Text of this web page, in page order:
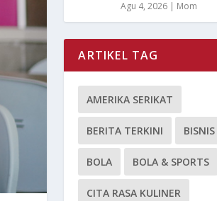
Agu 4, 2026 | Mom
ARTIKEL TAG
AMERIKA SERIKAT
BERITA TERKINI BISNIS
BOLA BOLA & SPORTS
CITA RASA KULINER